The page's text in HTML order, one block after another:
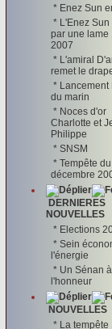
* Enez Sun
* L'Enez
par une lame
2007
* L'amiral
remet le
* Lancement
du marin
* Noces d'or
Charlotte et
Philippe
* SNSM
* Tempête
décembre
DERNIERES
NOUVELLES
* Elections
* Sein
l'énergie
* Un Sénan à
l'honneur
NOUVELLES
* La tempête